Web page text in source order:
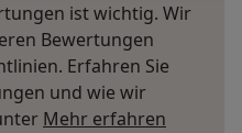
ist wichtig. Wir
Bewertungen
Erfahren Sie
und wie wir
Mehr erfahren